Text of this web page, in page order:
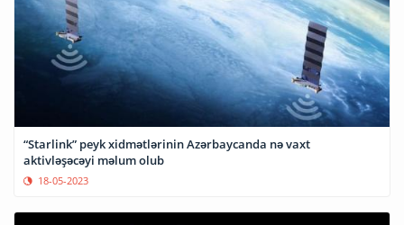
“Starlink” peyk xidmətlərinin Azərbaycanda nə vaxt
aktivləşəcəyi məlum olub
18-05-2023